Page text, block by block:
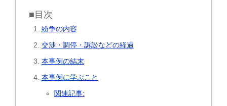
■目次
紛争の内容
交渉・調停・訴訟などの経過
本事例の結末
本事例に学ぶこと
関連記事: